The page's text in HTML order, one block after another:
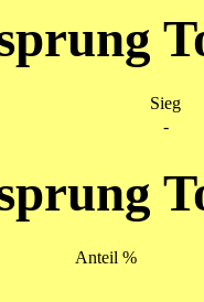
Sieg
-
Anteil %